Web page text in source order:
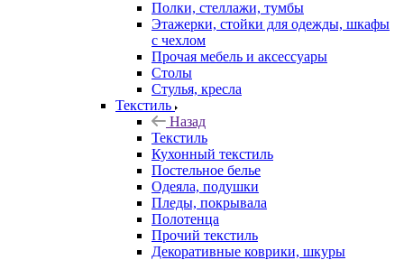
Полки, стеллажи, тумбы
Этажерки, стойки для одежды, шкафы
с чехлом
Прочая мебель и аксессуары
Столы
Стулья, кресла
Текстиль
Назад
Текстиль
Кухонный текстиль
Постельное белье
Одеяла, подушки
Пледы, покрывала
Полотенца
Прочий текстиль
Декоративные коврики, шкуры